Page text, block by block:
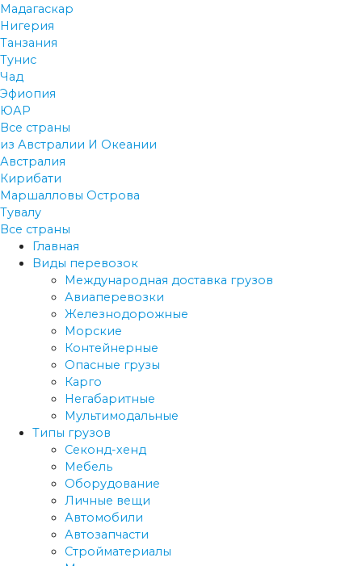
Мадагаскар
Нигерия
Танзания
Тунис
Чад
Эфиопия
ЮАР
Все страны
из Австралии И Океании
Австралия
Кирибати
Маршалловы Острова
Тувалу
Все страны
Главная
Виды перевозок
Международная доставка грузов
Авиаперевозки
Железнодорожные
Морские
Контейнерные
Опасные грузы
Карго
Негабаритные
Мультимодальные
Типы грузов
Секонд-хенд
Мебель
Оборудование
Личные вещи
Автомобили
Автозапчасти
Стройматериалы